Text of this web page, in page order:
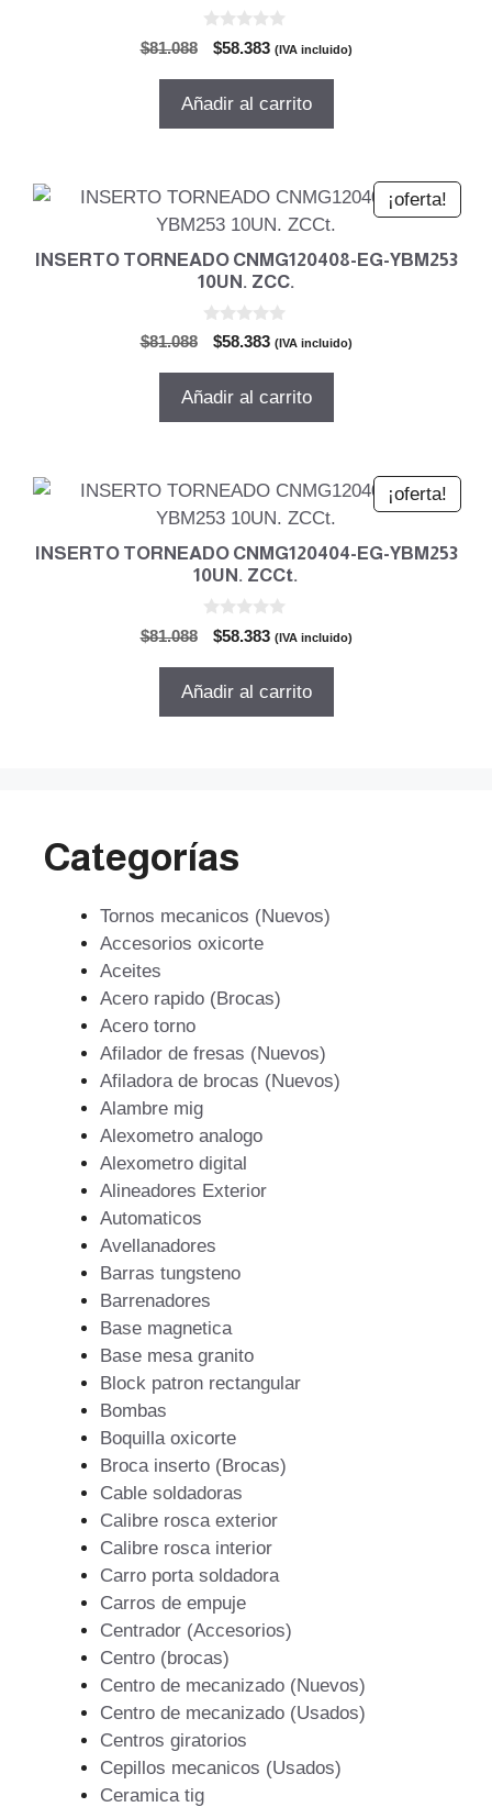
$81.088
El
original
$58.383El
actual
(IVA incluido)
Añadir al carrito
¡oferta!
INSERTO TORNEADO CNMG120408-EG-YBM253
10UN. ZCC.
$81.088
El
original
$58.383El
actual
(IVA incluido)
Añadir al carrito
¡oferta!
INSERTO TORNEADO CNMG120404-EG-YBM253
10UN. ZCCt.
$81.088
El
original
$58.383El
actual
(IVA incluido)
Añadir al carrito
Categorías
Tornos mecanicos (Nuevos)
Accesorios oxicorte
Aceites
Acero rapido (Brocas)
Acero torno
Afilador de fresas (Nuevos)
Afiladora de brocas (Nuevos)
Alambre mig
Alexometro analogo
Alexometro digital
Alineadores Exterior
Automaticos
Avellanadores
Barras tungsteno
Barrenadores
Base magnetica
Base mesa granito
Block patron rectangular
Bombas
Boquilla oxicorte
Broca inserto (Brocas)
Cable soldadoras
Calibre rosca exterior
Calibre rosca interior
Carro porta soldadora
Carros de empuje
Centrador (Accesorios)
Centro (brocas)
Centro de mecanizado (Nuevos)
Centro de mecanizado (Usados)
Centros giratorios
Cepillos mecanicos (Usados)
Ceramica tig